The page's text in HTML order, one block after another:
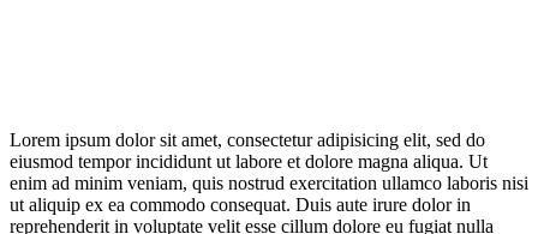
Lorem ipsum dolor sit amet, consectetur adipisicing elit, sed do
eiusmod tempor incididunt ut labore et dolore magna aliqua. Ut
enim ad minim veniam, quis nostrud exercitation ullamco laboris nisi
ut aliquip ex ea commodo consequat. Duis aute irure dolor in
reprehenderit in voluptate velit esse cillum dolore eu fugiat nulla